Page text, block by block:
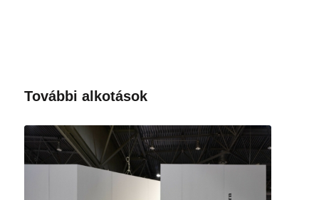
További alkotások